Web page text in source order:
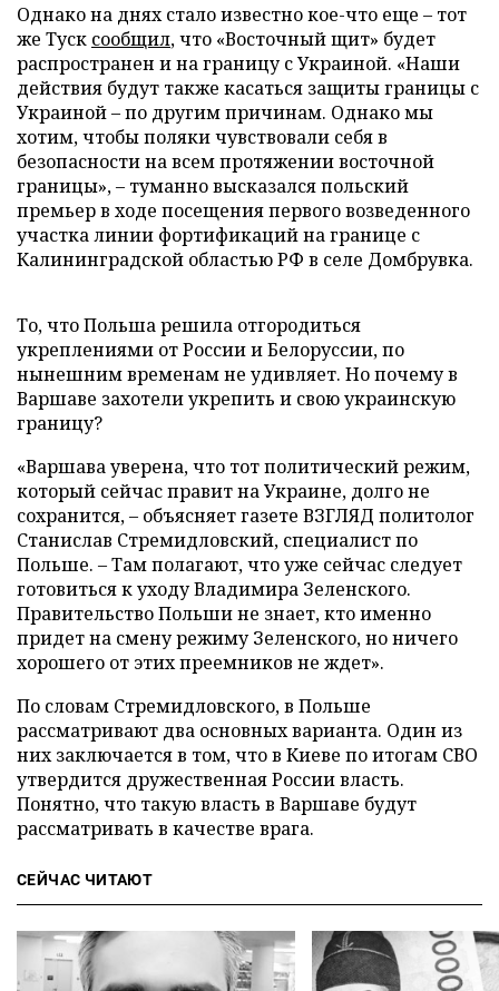
Однако на днях стало известно кое-что еще – тот
же Туск сообщил, что «Восточный щит» будет
распространен и на границу с Украиной. «Наши
действия будут также касаться защиты границы с
Украиной – по другим причинам. Однако мы
хотим, чтобы поляки чувствовали себя в
безопасности на всем протяжении восточной
границы», – туманно высказался польский
премьер в ходе посещения первого возведенного
участка линии фортификаций на границе с
Калининградской областью РФ в селе Домбрувка.
То, что Польша решила отгородиться
укреплениями от России и Белоруссии, по
нынешним временам не удивляет. Но почему в
Варшаве захотели укрепить и свою украинскую
границу?
«Варшава уверена, что тот политический режим,
который сейчас правит на Украине, долго не
сохранится, – объясняет газете ВЗГЛЯД политолог
Станислав Стремидловский, специалист по
Польше. – Там полагают, что уже сейчас следует
готовиться к уходу Владимира Зеленского.
Правительство Польши не знает, кто именно
придет на смену режиму Зеленского, но ничего
хорошего от этих преемников не ждет».
По словам Стремидловского, в Польше
рассматривают два основных варианта. Один из
них заключается в том, что в Киеве по итогам СВО
утвердится дружественная России власть.
Понятно, что такую власть в Варшаве будут
рассматривать в качестве врага.
СЕЙЧАС ЧИТАЮТ